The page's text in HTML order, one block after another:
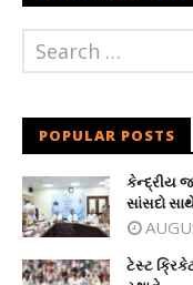
POPULAR POSTS
કેન્દ્રીય
સાંસદો
ટેસ્ટ